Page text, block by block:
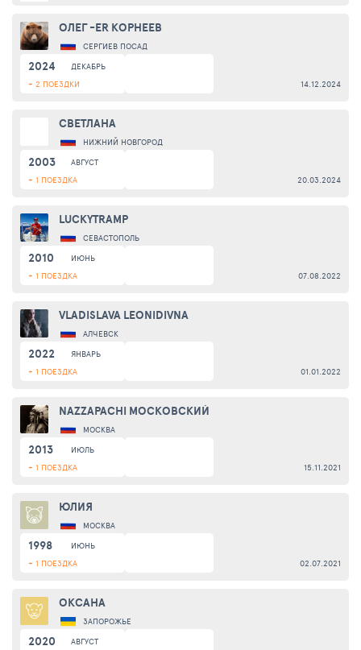
ОЛЕГ -ER КОРНЕЕВ
СЕРГИЕВ ПОСАД
2024
ДЕКАБРЬ
+ 2 ПОЕЗДКИ
14.12.2024
СВЕТЛАНА
НИЖНИЙ НОВГОРОД
2003
АВГУСТ
+ 1 ПОЕЗДКА
20.03.2024
LUCKYTRAMP
СЕВАСТОПОЛЬ
2010
ИЮНЬ
+ 1 ПОЕЗДКА
07.08.2022
VLADISLAVA LEONIDIVNA
АЛЧЕВСК
2022
ЯНВАРЬ
+ 1 ПОЕЗДКА
01.01.2022
NAZZAPACHI МОСКОВСКИЙ
МОСКВА
2013
ИЮЛЬ
+ 1 ПОЕЗДКА
15.11.2021
ЮЛИЯ
МОСКВА
1998
ИЮНЬ
+ 1 ПОЕЗДКА
02.07.2021
ОКСАНА
ЗАПОРОЖЬЕ
2020
АВГУСТ